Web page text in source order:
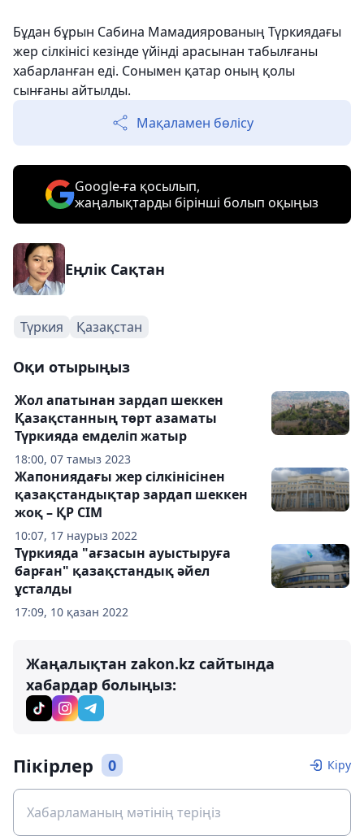
Бұдан бұрын Сабина Мамадиярованың Түркиядағы
жер сілкінісі кезінде үйінді арасынан табылғаны
хабарланған еді. Сонымен қатар оның қолы
сынғаны айтылды.
Мақаламен бөлісу
Google-ға қосылып,
жаңалықтарды бірінші болып оқыңыз
Еңлік Сақтан
Түркия Қазақстан
Оқи отырыңыз
18:00, 07 тамыз 2023
Жол апатынан зардап шеккен
Қазақстанның төрт азаматы
Түркияда емделіп жатыр
10:07, 17 наурыз 2022
Жапониядағы жер сілкінісінен
қазақстандықтар зардап шеккен
жоқ – ҚР СІМ
17:09, 10 қазан 2022
Түркияда "ағзасын ауыстыруға
барған" қазақстандық әйел
ұсталды
Жаңалықтан zakon.kz сайтында
хабардар болыңыз:
Пікірлер 0 Кіру